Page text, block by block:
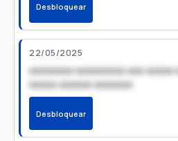
Desbloquear
22/05/2025
xxxxxxxx xxxxxxxxx xxx xxxxx
xxxxx xxxxxx xxxxxxx
Desbloquear